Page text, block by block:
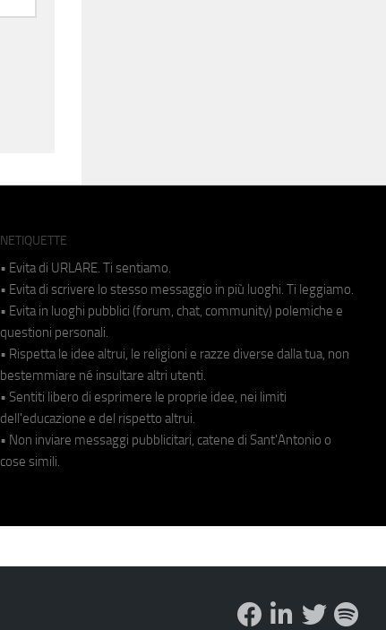
NETIQUETTE
• Evita di URLARE. Ti sentiamo.
• Evita di scrivere lo stesso messaggio in più luoghi. Ti leggiamo.
• Evita in luoghi pubblici (forum, chat, community) polemiche e
questioni personali.
• Rispetta le idee altrui, le religioni e razze diverse dalla tua, non
bestemmiare né insultare altri utenti.
• Sentiti libero di esprimere le proprie idee, nei limiti
dell'educazione e del rispetto altrui.
• Non inviare messaggi pubblicitari, catene di Sant'Antonio o
cose simili.